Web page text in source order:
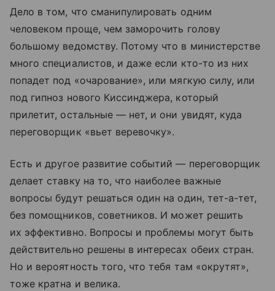
Дело в том, что сманипулировать одним
человеком проще, чем заморочить голову
большому ведомству. Потому что в министерстве
много специалистов, и даже если кто-то из них
попадет под «очарование», или мягкую силу, или
под гипноз нового Киссинджера, который
прилетит, остальные — нет, и они увидят, куда
переговорщик «вьет веревочку».
Есть и другое развитие событий — переговорщик
делает ставку на то, что наиболее важные
вопросы будут решаться один на один, тет-а-тет,
без помощников, советников. И может решить
их эффективно. Вопросы и проблемы могут быть
действительно решены в интересах обеих стран.
Но и вероятность того, что тебя там «окрутят»,
тоже кратна и велика.